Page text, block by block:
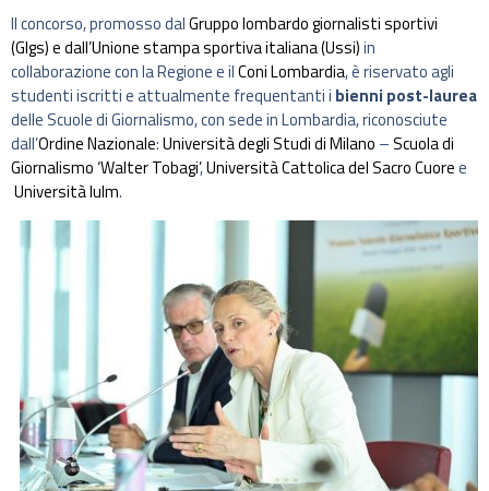
Il concorso, promosso dalGruppo lombardo giornalisti sportivi
(Glgs) e dall’Unione stampa sportiva italiana (Ussi)in
collaborazione con la Regione e ilConi Lombardia, è riservato agli
studenti iscritti e attualmente frequentanti i bienni post-laurea
delle Scuole di Giornalismo, con sede in Lombardia, riconosciute
dall’Ordine Nazionale:Università degli Studi di Milano –Scuola di
Giornalismo ‘Walter Tobagi’,Università Cattolica del Sacro Cuoree
Università Iulm.